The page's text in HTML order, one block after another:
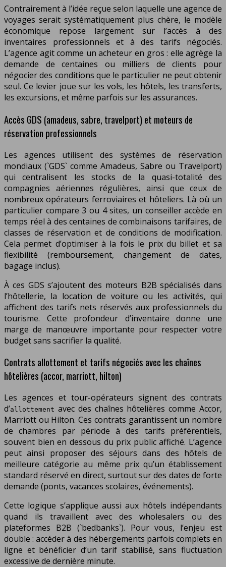
Contrairement à l’idée reçue selon laquelle une agence de
voyages serait systématiquement plus chère, le modèle
économique repose largement sur l’accès à des
inventaires professionnels et à des tarifs négociés.
L’agence agit comme un acheteur en gros : elle agrège la
demande de centaines ou milliers de clients pour
négocier des conditions que le particulier ne peut obtenir
seul. Ce levier joue sur les vols, les hôtels, les transferts,
les excursions, et même parfois sur les assurances.
Accès GDS (amadeus, sabre, travelport) et moteurs de
réservation professionnels
Les agences utilisent des systèmes de réservation
mondiaux (`GDS` comme Amadeus, Sabre ou Travelport)
qui centralisent les stocks de la quasi-totalité des
compagnies aériennes régulières, ainsi que ceux de
nombreux opérateurs ferroviaires et hôteliers. Là où un
particulier compare 3 ou 4 sites, un conseiller accède en
temps réel à des centaines de combinaisons tarifaires, de
classes de réservation et de conditions de modification.
Cela permet d’optimiser à la fois le prix du billet et sa
flexibilité (remboursement, changement de dates,
bagage inclus).
À ces GDS s’ajoutent des moteurs B2B spécialisés dans
l’hôtellerie, la location de voiture ou les activités, qui
affichent des tarifs nets réservés aux professionnels du
tourisme. Cette profondeur d’inventaire donne une
marge de manœuvre importante pour respecter votre
budget sans sacrifier la qualité.
Contrats allottement et tarifs négociés avec les chaînes
hôtelières (accor, marriott, hilton)
Les agences et tour-opérateurs signent des contrats
d’allottement avec des chaînes hôtelières comme Accor,
Marriott ou Hilton. Ces contrats garantissent un nombre
de chambres par période à des tarifs préférentiels,
souvent bien en dessous du prix public affiché. L’agence
peut ainsi proposer des séjours dans des hôtels de
meilleure catégorie au même prix qu’un établissement
standard réservé en direct, surtout sur des dates de forte
demande (ponts, vacances scolaires, événements).
Cette logique s’applique aussi aux hôtels indépendants
quand ils travaillent avec des wholesalers ou des
plateformes B2B (`bedbanks`). Pour vous, l’enjeu est
double : accéder à des hébergements parfois complets en
ligne et bénéficier d’un tarif stabilisé, sans fluctuation
excessive de dernière minute.